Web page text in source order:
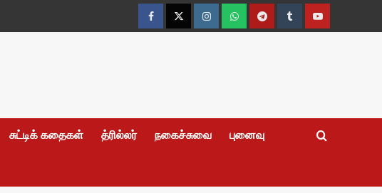
FacebookTwitterInstagramWhatsappTelegramTumblrYouTube
சுட்டிக் கதைகள் த்ரில்லர் நகைச்சுவை புனைவு